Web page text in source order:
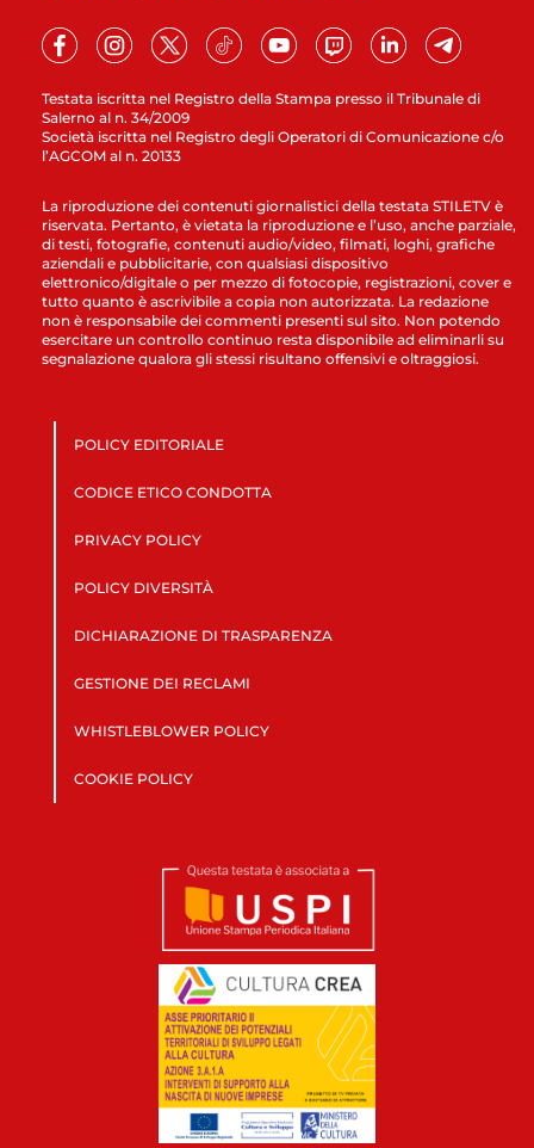
Testata iscritta nel Registro della Stampa presso il Tribunale di
Salerno al n. 34/2009
Società iscritta nel Registro degli Operatori di Comunicazione c/o
l’AGCOM al n. 20133
La riproduzione dei contenuti giornalistici della testata STILETV è
riservata. Pertanto, è vietata la riproduzione e l’uso, anche parziale,
di testi, fotografie, contenuti audio/video, filmati, loghi, grafiche
aziendali e pubblicitarie, con qualsiasi dispositivo
elettronico/digitale o per mezzo di fotocopie, registrazioni, cover e
tutto quanto è ascrivibile a copia non autorizzata. La redazione
non è responsabile dei commenti presenti sul sito. Non potendo
esercitare un controllo continuo resta disponibile ad eliminarli su
segnalazione qualora gli stessi risultano offensivi e oltraggiosi.
POLICY EDITORIALE
CODICE ETICO CONDOTTA
PRIVACY POLICY
POLICY DIVERSITÀ
DICHIARAZIONE DI TRASPARENZA
GESTIONE DEI RECLAMI
WHISTLEBLOWER POLICY
COOKIE POLICY